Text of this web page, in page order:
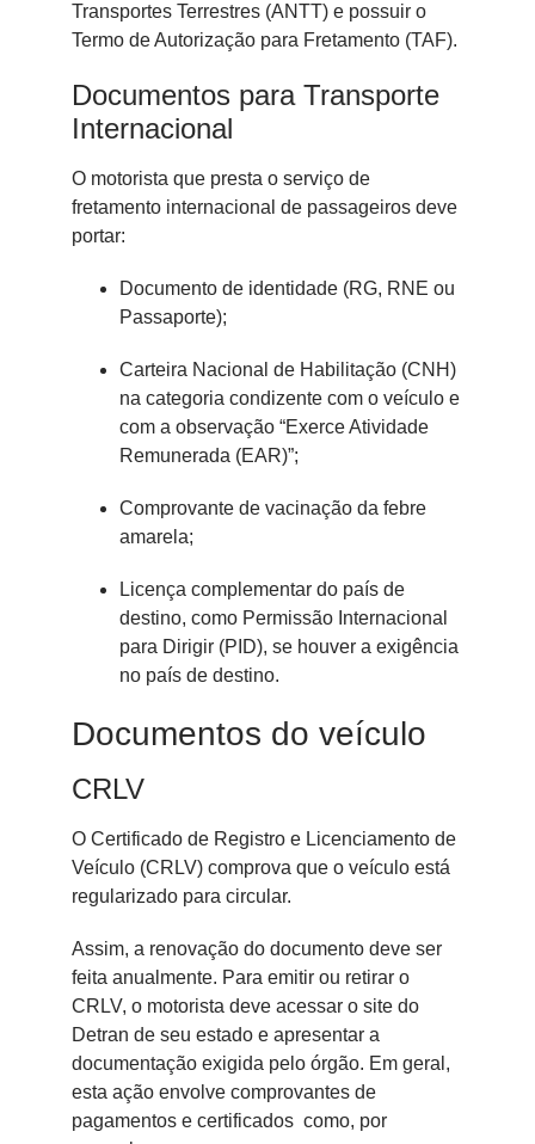
Transportes Terrestres (ANTT) e possuir o
Termo de Autorização para Fretamento (TAF).
Documentos para Transporte
Internacional
O motorista que presta o serviço de
fretamento internacional de passageiros deve
portar:
Documento de identidade (RG, RNE ou
Passaporte);
Carteira Nacional de Habilitação (CNH)
na categoria condizente com o veículo e
com a observação “Exerce Atividade
Remunerada (EAR)”;
Comprovante de vacinação da febre
amarela;
Licença complementar do país de
destino, como Permissão Internacional
para Dirigir (PID), se houver a exigência
no país de destino.
Documentos do veículo
CRLV
O Certificado de Registro e Licenciamento de
Veículo (CRLV) comprova que o veículo está
regularizado para circular.
Assim, a renovação do documento deve ser
feita anualmente. Para emitir ou retirar o
CRLV, o motorista deve acessar o site do
Detran de seu estado e apresentar a
documentação exigida pelo órgão. Em geral,
esta ação envolve comprovantes de
pagamentos e certificados como, por